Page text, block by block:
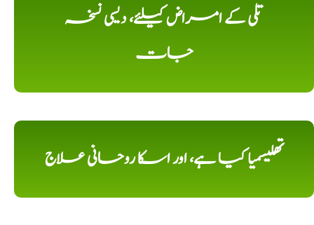
تلی کے امراض کیلئے، دیسی نسخہ
جات
تھلیسمیا کیا ہے، اور اسکا روحانی علاج